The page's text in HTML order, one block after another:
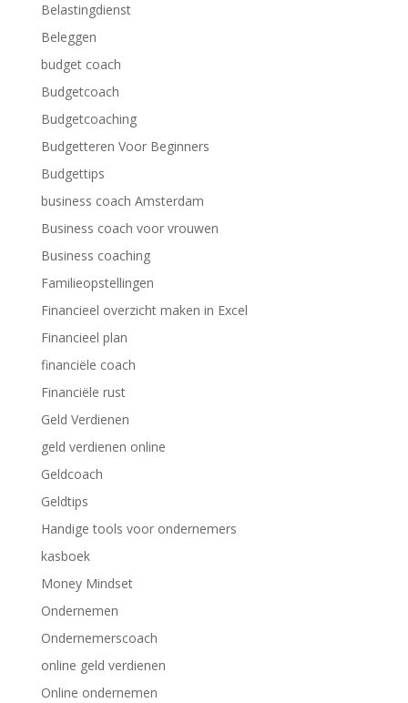
Belastingdienst
Beleggen
budget coach
Budgetcoach
Budgetcoaching
Budgetteren Voor Beginners
Budgettips
business coach Amsterdam
Business coach voor vrouwen
Business coaching
Familieopstellingen
Financieel overzicht maken in Excel
Financieel plan
financiële coach
Financiële rust
Geld Verdienen
geld verdienen online
Geldcoach
Geldtips
Handige tools voor ondernemers
kasboek
Money Mindset
Ondernemen
Ondernemerscoach
online geld verdienen
Online ondernemen